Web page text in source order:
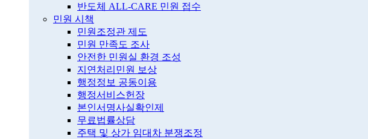
반도체 ALL-CARE 민원 접수
민원 시책
민원조정관 제도
민원 만족도 조사
안전한 민원실 환경 조성
지연처리민원 보상
행정정보 공동이용
행정서비스헌장
본인서명사실확인제
무료법률상담
주택 및 상가 임대차 분쟁조정